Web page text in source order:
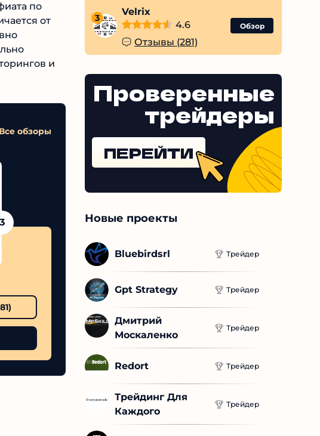
по
от
и
Все обзоры
3
)
3
Velrix
4.6
Отзывы (281)
Обзор
Проверенные
трейдеры
ПЕРЕЙТИ
Новые проекты
Bluebirdsrl Трейдер
Gpt Strategy Трейдер
Дмитрий
Москаленко
Трейдер
Redort Трейдер
Трейдинг Для
Каждого
Трейдер